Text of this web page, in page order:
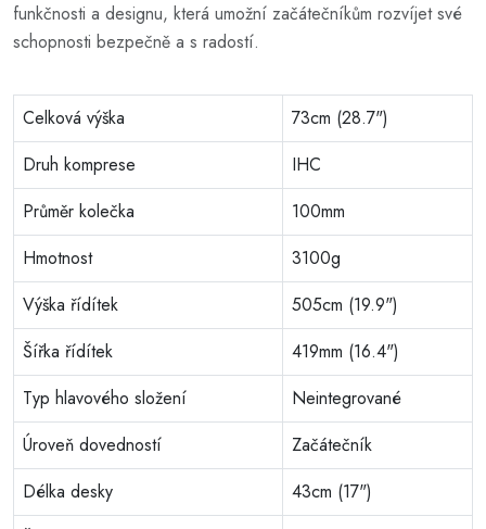
funkčnosti a designu, která umožní začátečníkům rozvíjet své
schopnosti bezpečně a s radostí.
Celková výška
73cm (28.7")
Druh komprese
IHC
Průměr kolečka
100mm
Hmotnost
3100g
Výška řídítek
505cm (19.9")
Šířka řídítek
419mm (16.4")
Typ hlavového složení
Neintegrované
Úroveň dovedností
Začátečník
Délka desky
43cm (17")